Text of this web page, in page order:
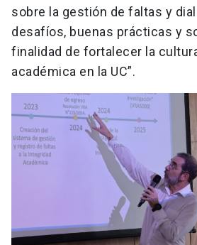
sobre la gestión de faltas y
desafíos, buenas prácticas y
finalidad de fortalecer la
académica en la UC”.